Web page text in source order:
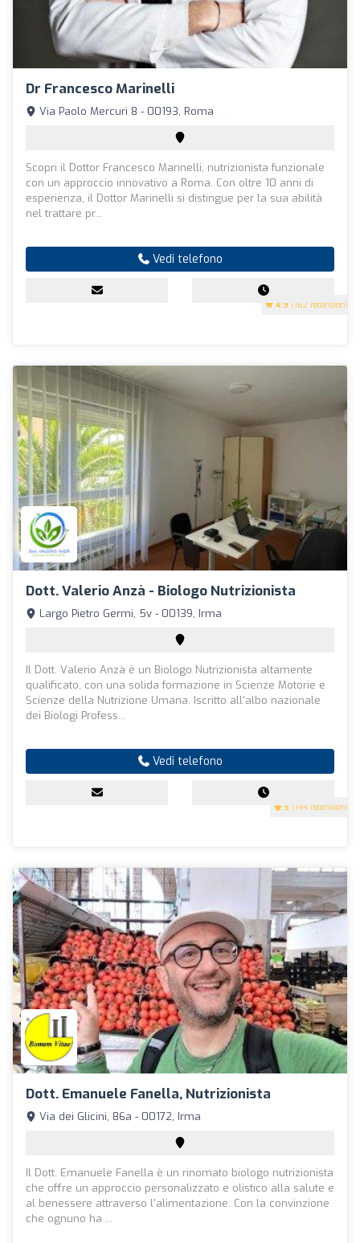
Dr Francesco Marinelli
4.9 (162 recensioni)
Via Paolo Mercuri 8 - 00193, Roma
Scopri il Dottor Francesco Marinelli, nutrizionista funzionale
con un approccio innovativo a Roma. Con oltre 10 anni di
esperienza, il Dottor Marinelli si distingue per la sua abilità
nel trattare pr...
Vedi telefono
Dott. Valerio Anzà - Biologo Nutrizionista
5 (144 recensioni)
Largo Pietro Germi, 5v - 00139, Irma
Il Dott. Valerio Anzà è un Biologo Nutrizionista altamente
qualificato, con una solida formazione in Scienze Motorie e
Scienze della Nutrizione Umana. Iscritto all'albo nazionale
dei Biologi Profess...
Vedi telefono
Dott. Emanuele Fanella, Nutrizionista
Via dei Glicini, 86a - 00172, Irma
Il Dott. Emanuele Fanella è un rinomato biologo nutrizionista
che offre un approccio personalizzato e olistico alla salute e
al benessere attraverso l'alimentazione. Con la convinzione
che ognuno ha ...